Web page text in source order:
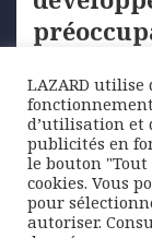
Le 4 octobre
Posted
on
20 octobre
la Gestion
greenwashing,
LAZARD utilise
d’utilisation et
publicités en
le bouton "Tout
cookies. Vous
pour
autoriser.